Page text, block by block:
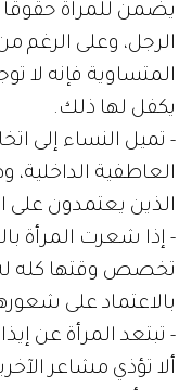
يضمن للمرأة حقوقاً
الرجل، وعلى الرغم
المتساوية فإنه لا
يكفل لها ذلك.
- تميل النساء إلى
العاطفية الداخلية،
الذين يعتمدون على
- إذا شعرت المرأة
تخصص وقتها كله
بالاعتماد على
- تبتعد المرأة عن
ألا تؤذي مشاعر